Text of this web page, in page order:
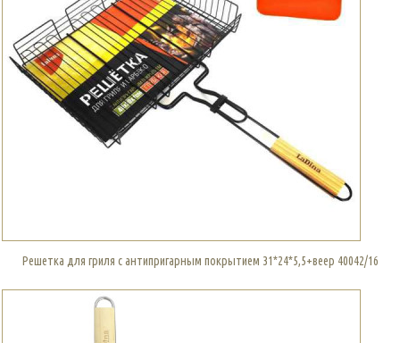
Решетка для гриля с антипригарным покрытием 31*24*5,5+веер 40042/16